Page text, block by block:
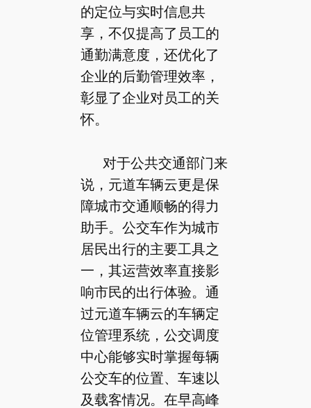
的定位与实时信息共
享，不仅提高了员工的
通勤满意度，还优化了
企业的后勤管理效率，
彰显了企业对员工的关
怀。
对于公共交通部门来
说，元道车辆云更是保
障城市交通顺畅的得力
助手。公交车作为城市
居民出行的主要工具之
一，其运营效率直接影
响市民的出行体验。通
过元道车辆云的车辆定
位管理系统，公交调度
中心能够实时掌握每辆
公交车的位置、车速以
及载客情况。在早高峰